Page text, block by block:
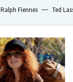
Ralph Fiennes Ted